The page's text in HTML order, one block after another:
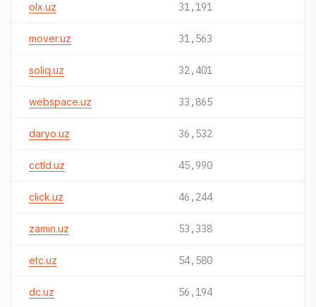
olx.uz 31,191
mover.uz 31,563
soliq.uz 32,401
webspace.uz 33,865
daryo.uz 36,532
cctld.uz 45,990
click.uz 46,244
zamin.uz 53,338
etc.uz 54,580
dc.uz 56,194